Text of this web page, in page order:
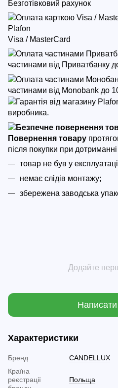
Безготівковий рахунок
Visa / MasterCard
частинами від Приватбанку
частинами від Monobank до
виробника.
Повернення товару
після покупки при
товар не був у
немає слідів монтажу;
збережена заводська
Додайте
Написати
Характеристики
Бренд
CANDELLUX
Країна
реєстрації
Польща